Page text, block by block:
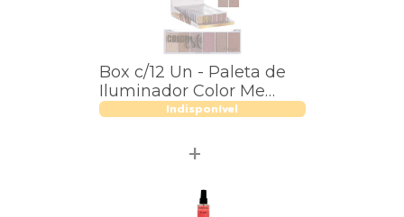
Box c/12 Un - Paleta de
Iluminador Color Me
Vivai - Cód. 4039.1.8
Indisponível